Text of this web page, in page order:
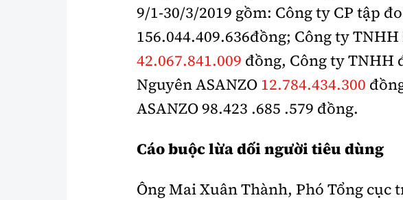
9/1-30/3/2019 gồm: Công ty CP tập
156.044.409.636đồng; Công ty
42.067.841.009 đồng, Công ty TNHH
Nguyên ASANZO 12.784.434.300
ASANZO 98.423 .685 .579 đồng.
Cáo buộc lừa dối người tiêu dùng
Ông Mai Xuân Thành, Phó Tổng cục